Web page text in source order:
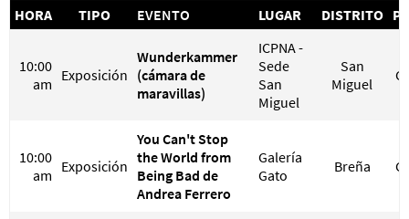
HORA TIPO EVENTO LUGAR DISTRITO
10:00
am Exposición
Wunderkammer
(cámara de
maravillas)
ICPNA -
Sede
San
Miguel
San
Miguel
10:00
am Exposición
You Can't Stop
the World from
Being Bad de
Andrea Ferrero
Galería
Gato
Breña